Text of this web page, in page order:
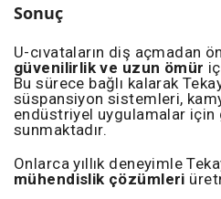
Sonuç
U-cıvataların diş açmadan
güvenilirlik ve uzun ömür
Bu sürece bağlı kalarak
süspansiyon sistemleri,
endüstriyel uygulamalar
sunmaktadır.
Onlarca yıllık deneyimle
mühendislik çözümleri